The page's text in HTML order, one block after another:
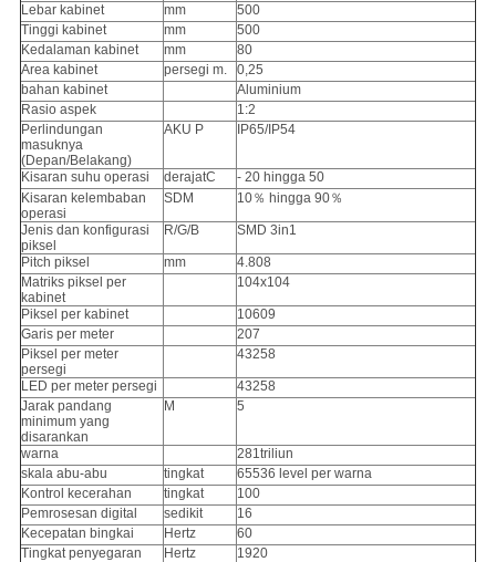
Lebar kabinet
mm
500
Tinggi kabinet
mm
500
Kedalaman kabinet
mm
80
Area kabinet
persegi m.
0,25
bahan kabinet
Aluminium
Rasio aspek
1:2
Perlindungan
masuknya
(Depan/Belakang)
AKU P IP65/IP54
Kisaran suhu operasi derajatC
- 20 hingga 50
Kisaran kelembaban
operasi
SDM 10％ hingga 90％
Jenis dan konfigurasi
piksel
R/G/B SMD 3in1
Pitch piksel mm
4.808
Matriks piksel per
kabinet
104x104
Piksel per kabinet
10609
Garis per meter
207
Piksel per meter
persegi
43258
LED per meter persegi
43258
Jarak pandang
minimum yang
disarankan
M 5
warna
281triliun
skala abu-abu
tingkat
65536 level per warna
Kontrol kecerahan
tingkat
100
Pemrosesan digital
sedikit
16
Kecepatan bingkai
Hertz
60
Tingkat penyegaran
Hertz 1920